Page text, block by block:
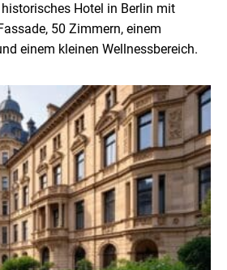
historisches Hotel in Berlin mit
50 Zimmern, einem
einem kleinen Wellnessbereich.